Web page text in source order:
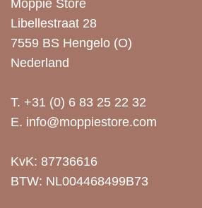
Moppie Store
Libellestraat 28
7559 BS Hengelo (O)
Nederland
T. +31 (0) 6 83 25 22 32
E. info@moppiestore.com
KvK: 87736616
BTW: NL004468499B73